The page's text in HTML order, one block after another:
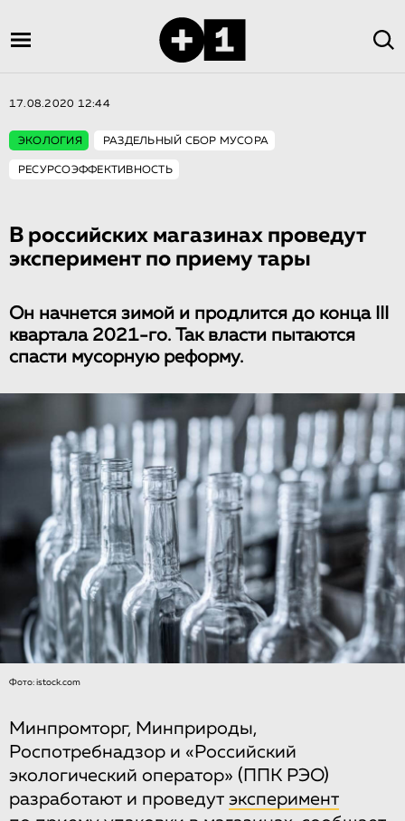
17.08.2020 12:44
ЭКОЛОГИЯ РАЗДЕЛЬНЫЙ СБОР МУСОРА
РЕСУРСОЭФФЕКТИВНОСТЬ
В российских магазинах проведут
эксперимент по приему тары
Он начнется зимой и продлится до конца III
квартала 2021-го. Так власти пытаются
спасти мусорную реформу.
Фото: istock.com
Минпромторг, Минприроды,
Роспотребнадзор и «Российский
экологический оператор» (ППК РЭО)
разработают и проведут эксперимент